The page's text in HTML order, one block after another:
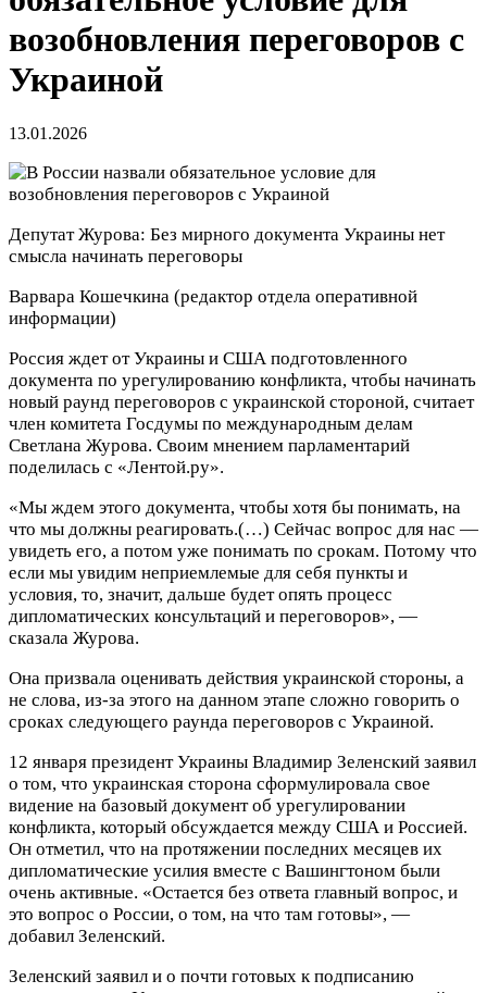
возобновления переговоров с
Украиной
13.01.2026
Депутат Журова: Без мирного документа Украины нет
смысла начинать переговоры
Варвара Кошечкина (редактор отдела оперативной
информации)
Россия ждет от Украины и США подготовленного
документа по урегулированию конфликта, чтобы начинать
новый раунд переговоров с украинской стороной, считает
член комитета Госдумы по международным делам
Светлана Журова. Своим мнением парламентарий
поделилась с «Лентой.ру».
«Мы ждем этого документа, чтобы хотя бы понимать, на
что мы должны реагировать.(…) Сейчас вопрос для нас —
увидеть его, а потом уже понимать по срокам. Потому что
если мы увидим неприемлемые для себя пункты и
условия, то, значит, дальше будет опять процесс
дипломатических консультаций и переговоров», —
сказала Журова.
Она призвала оценивать действия украинской стороны, а
не слова, из-за этого на данном этапе сложно говорить о
сроках следующего раунда переговоров с Украиной.
12 января президент Украины Владимир Зеленский заявил
о том, что украинская сторона сформулировала свое
видение на базовый документ об урегулировании
конфликта, который обсуждается между США и Россией.
Он отметил, что на протяжении последних месяцев их
дипломатические усилия вместе с Вашингтоном были
очень активные. «Остается без ответа главный вопрос, и
это вопрос о России, о том, на что там готовы», —
добавил Зеленский.
Зеленский заявил и о почти готовых к подписанию